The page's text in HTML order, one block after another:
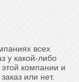
всех
у какой-либо
компании и
или нет.